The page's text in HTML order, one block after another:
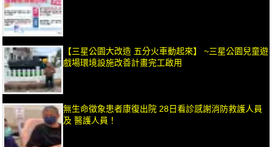
【三星公園大改造 五分火車動起來】 ~三星公園兒童遊
戲場環境設施改善計畫完工啟用
無生命徵象患者康復出院 28日看診感謝消防救護人員
及 醫護人員！